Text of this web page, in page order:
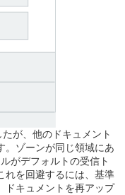
が、他のドキュメント
。ゾーンが同じ領域にあ
がデフォルトの受信ト
れを回避するには、基準
ドキュメントを再アップ